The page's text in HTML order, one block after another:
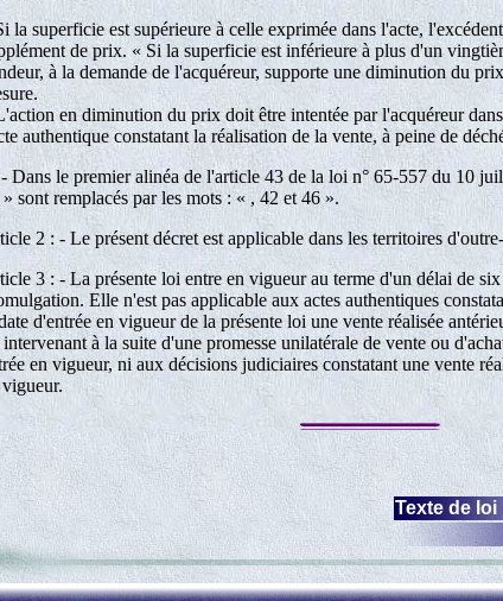
la superficie est supérieure à celle exprimée dans l'acte,
de prix. « Si la superficie est inférieure à plus d'un
à la demande de l'acquéreur, supporte une diminution du
en diminution du prix doit être intentée par l'acquéreur
authentique constatant la réalisation de la vente, à peine de
Dans le premier alinéa de l'article 43 de la loi n° 65-557 du 10
sont remplacés par les mots : « , 42 et 46 ».
2 : - Le présent décret est applicable dans les territoires
3 : - La présente loi entre en vigueur au terme d'un délai de
Elle n'est pas applicable aux actes authentiques
d'entrée en vigueur de la présente loi une vente réalisée
à la suite d'une promesse unilatérale de vente ou
en vigueur, ni aux décisions judiciaires constatant une vente
Texte de loi